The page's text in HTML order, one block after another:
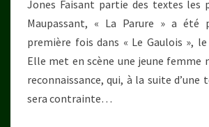
Jones Faisant partie des textes les
Maupassant, « La Parure » a été
première fois dans « Le Gaulois »,
Elle met en scène une jeune femme
reconnaissance, qui, à la suite d’une
sera contrainte…